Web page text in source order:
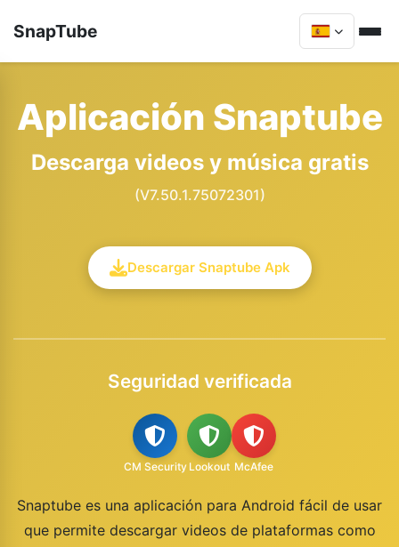
SnapTube
Aplicación Snaptube
Descarga videos y música gratis
(V7.50.1.75072301)
Descargar Snaptube Apk
Seguridad verificada
CM Security Lookout McAfee
Snaptube es una aplicación para Android fácil de usar
que permite descargar videos de plataformas como